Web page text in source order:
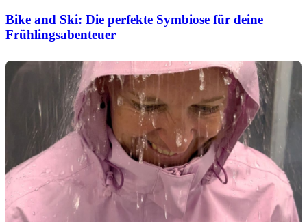
Bike and Ski: Die perfekte Symbiose für deine
Frühlingsabenteuer